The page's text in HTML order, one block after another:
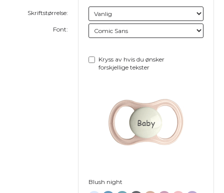
Skriftstørrelse:
Font:
Kryss av hvis du ønsker
forskjellige tekster
Baby
Blush night